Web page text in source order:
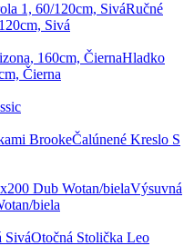
Ručné
Sivá
Hladko
Čierna
Čalúnené Kreslo S
Výsuvná
biela
Otočná Stolička Leo